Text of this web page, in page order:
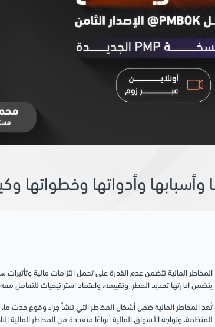
وأسبابها وأدواتها وخطواتها
المخاطر المالية تتضمن عدم القدرة على تحمل التزامات مالية
يتضمن إدارتها تحديد الخطر، وتقييمه، واعتماد استراتيجيات للتعامل
تُعد المخاطر المالية ضمن أشكال المخاطر التي تنشأ جراء وقوع حدث
للمنظمة، وتواجه الأسواق المالية أنواعًا متعددة من المخاطر